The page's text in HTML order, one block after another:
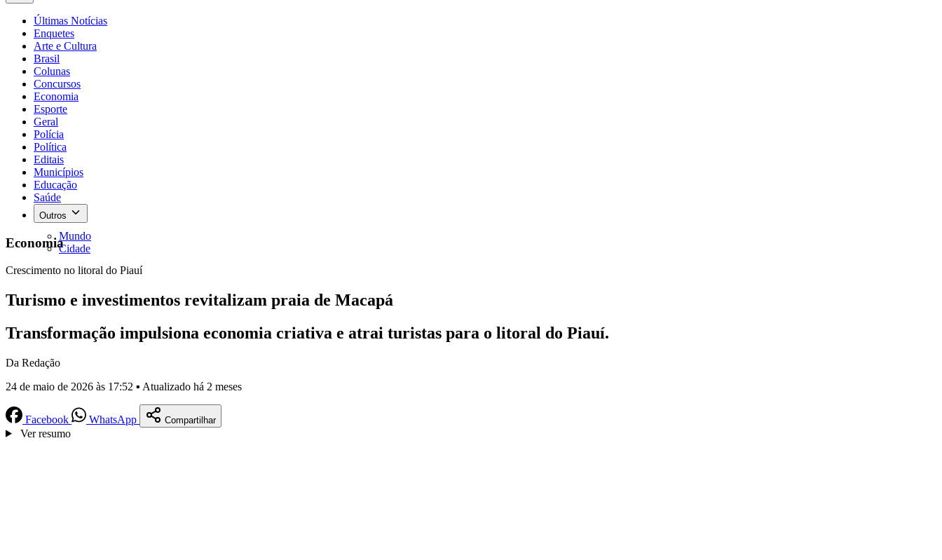
Últimas Notícias
Enquetes
Arte e Cultura
Brasil
Colunas
Concursos
Economia
Esporte
Geral
Polícia
Política
Editais
Municípios
Educação
Saúde
Outros
Mundo
Cidade
Economia
Crescimento no litoral do Piauí
Turismo e investimentos revitalizam praia de Macapá
Transformação impulsiona economia criativa e atrai turistas para o litoral do Piauí.
Da Redação
24 de maio de 2026 às 17:52 ▪ Atualizado há 2 meses
Facebook WhatsApp Compartilhar
Ver resumo